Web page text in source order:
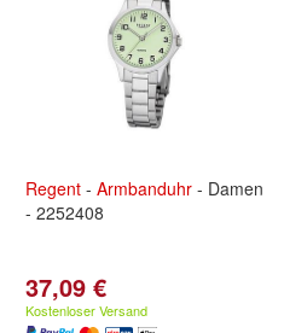
Regent - Armbanduhr - Damen
- 2252408
37,09 €
Kostenloser Versand